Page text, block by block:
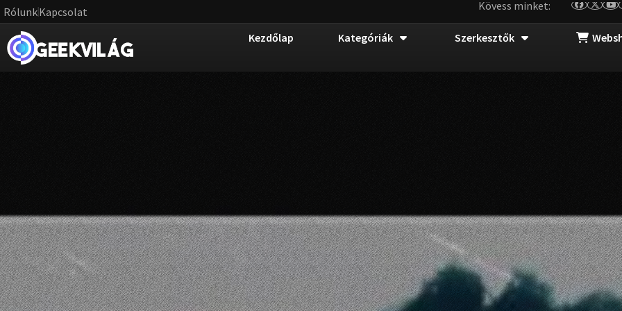
RólunkKapcsolat Kövess minket:
Kezdőlap Kategóriák Szerkesztők